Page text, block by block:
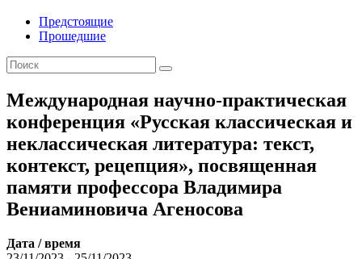
Предстоящие
Прошедшие
Международная научно-практическая
конференция «Русская классическая и
неклассическая литература: текст,
контекст, рецепция», посвященная
памяти профессора Владимира
Вениаминовича Агеносова
Дата / время